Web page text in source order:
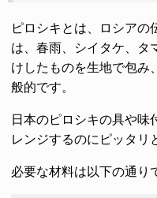
ピロシキとは、ロシアの
は、春雨、シイタケ、タ
けしたものを生地で包み
般的です。
日本のピロシキの具や味
レンジするのにピッタリ
必要な材料は以下の通り